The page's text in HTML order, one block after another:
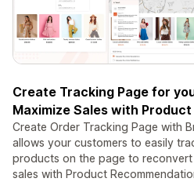
Create Tracking Page for
Maximize Sales with
Create Order Tracking Page with
allows your customers to easily
products on the page to reconvert
sales with Product